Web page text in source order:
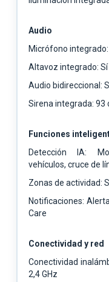
Audio
Micrófono
Altavoz integrado: Sí
Audio bidireccional:
Sirena integrada: 93
Funciones
Detección IA:
vehículos, cruce de
Zonas de actividad:
Notificaciones:
Care
Conectividad y red
Conectividad
2,4 GHz